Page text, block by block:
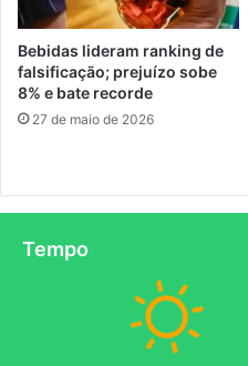
Bebidas lideram ranking de
falsificação; prejuízo sobe
8% e bate recorde
27 de maio de 2026
Tempo